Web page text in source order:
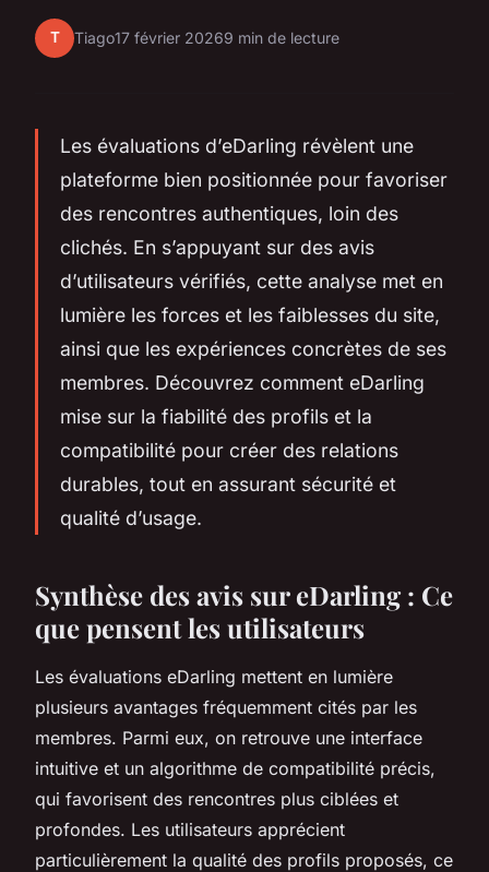
T Tiago17 février 20269 min de lecture
Les évaluations d’eDarling révèlent une
plateforme bien positionnée pour favoriser
des rencontres authentiques, loin des
clichés. En s’appuyant sur des avis
d’utilisateurs vérifiés, cette analyse met en
lumière les forces et les faiblesses du site,
ainsi que les expériences concrètes de ses
membres. Découvrez comment eDarling
mise sur la fiabilité des profils et la
compatibilité pour créer des relations
durables, tout en assurant sécurité et
qualité d’usage.
Synthèse des avis sur eDarling : Ce
que pensent les utilisateurs
Les évaluations eDarling mettent en lumière
plusieurs avantages fréquemment cités par les
membres. Parmi eux, on retrouve une interface
intuitive et un algorithme de compatibilité précis,
qui favorisent des rencontres plus ciblées et
profondes. Les utilisateurs apprécient
particulièrement la qualité des profils proposés, ce